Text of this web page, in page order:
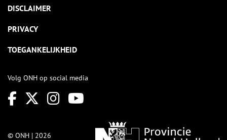
DISCLAIMER
PRIVACY
TOEGANKELIJKHEID
Volg ONH op social media
© ONH | 2026